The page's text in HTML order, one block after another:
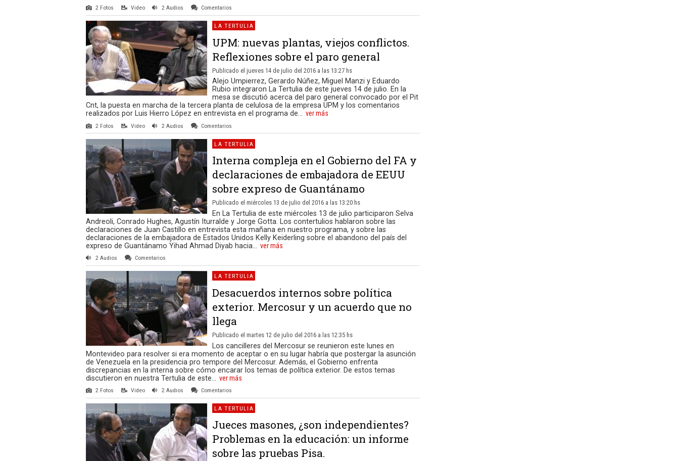
2 Fotos Video 2 Audios Comentarios
LA TERTULIA
UPM: nuevas plantas, viejos conflictos.
Reflexiones sobre el paro general
Publicado el jueves 14 de julio del 2016 a las 13:27 hs
Alejo Umpierrez, Gerardo Núñez, Miguel Manzi y Eduardo
Rubio integraron La Tertulia de este jueves 14 de julio. En la
mesa se discutió acerca del paro general convocado por el Pit
Cnt, la puesta en marcha de la tercera planta de celulosa de la empresa UPM y los comentarios
realizados por Luis Hierro López en entrevista en el programa de... ver más
2 Fotos Video 2 Audios Comentarios
LA TERTULIA
Interna compleja en el Gobierno del FA y
declaraciones de embajadora de EEUU
sobre expreso de Guantánamo
Publicado el miércoles 13 de julio del 2016 a las 13:20 hs
En La Tertulia de este miércoles 13 de julio participaron Selva
Andreoli, Conrado Hughes, Agustín Iturralde y Jorge Gotta. Los contertulios hablaron sobre las
declaraciones de Juan Castillo en entrevista esta mañana en nuestro programa, y sobre las
declaraciones de la embajadora de Estados Unidos Kelly Keiderling sobre el abandono del país del
expreso de Guantánamo Yihad Ahmad Diyab hacia...
ver más
2 Audios Comentarios
LA TERTULIA
Desacuerdos internos sobre política
exterior. Mercosur y un acuerdo que no
llega
Publicado el martes 12 de julio del 2016 a las 12:35 hs
Los cancilleres del Mercosur se reunieron este lunes en
Montevideo para resolver si era momento de aceptar o en su lugar habría que postergar la asunción
de Venezuela en la presidencia pro tempore del Mercosur. Además, el Gobierno enfrenta
discrepancias en la interna sobre cómo encarar los temas de política exterior. De estos temas
discutieron en nuestra Tertulia de este...
ver más
2 Fotos Video 2 Audios Comentarios
LA TERTULIA
Jueces masones, ¿son independientes?
Problemas en la educación: un informe
sobre las pruebas Pisa.